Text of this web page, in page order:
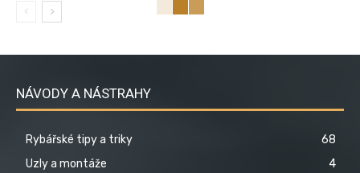
NÁVODY A NÁSTRAHY
Rybářské tipy a triky
68
Uzly a montáže
4